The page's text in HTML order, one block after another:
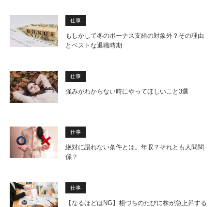
仕事
もしかして冬のボーナス支給の対象外？その理由
とベストな退職時期
仕事
強みがわからない時にやってほしいこと3選
仕事
絶対に譲れない条件とは。年収？それとも人間関
係？
仕事
【なるほどはNG】相づちのたびに株が急上昇する